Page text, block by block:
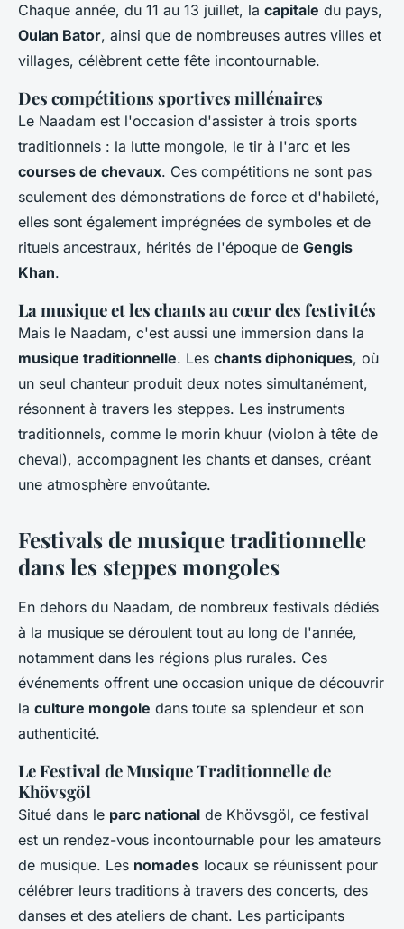
Chaque année, du 11 au 13 juillet, la capitale du pays,
Oulan Bator, ainsi que de nombreuses autres villes et
villages, célèbrent cette fête incontournable.
Des compétitions sportives millénaires
Le Naadam est l'occasion d'assister à trois sports
traditionnels : la lutte mongole, le tir à l'arc et les
courses de chevaux. Ces compétitions ne sont pas
seulement des démonstrations de force et d'habileté,
elles sont également imprégnées de symboles et de
rituels ancestraux, hérités de l'époque de Gengis
Khan.
La musique et les chants au cœur des festivités
Mais le Naadam, c'est aussi une immersion dans la
musique traditionnelle. Les chants diphoniques, où
un seul chanteur produit deux notes simultanément,
résonnent à travers les steppes. Les instruments
traditionnels, comme le morin khuur (violon à tête de
cheval), accompagnent les chants et danses, créant
une atmosphère envoûtante.
Festivals de musique traditionnelle
dans les steppes mongoles
En dehors du Naadam, de nombreux festivals dédiés
à la musique se déroulent tout au long de l'année,
notamment dans les régions plus rurales. Ces
événements offrent une occasion unique de découvrir
la culture mongole dans toute sa splendeur et son
authenticité.
Le Festival de Musique Traditionnelle de
Khövsgöl
Situé dans le parc national de Khövsgöl, ce festival
est un rendez-vous incontournable pour les amateurs
de musique. Les nomades locaux se réunissent pour
célébrer leurs traditions à travers des concerts, des
danses et des ateliers de chant. Les participants